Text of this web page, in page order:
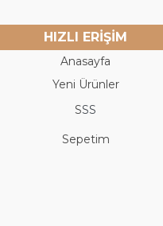
HIZLI ERİŞİM
Anasayfa
Yeni Ürünler
SSS
Sepetim